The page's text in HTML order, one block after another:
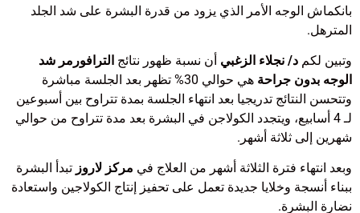
بانكماش الوجه الأمر الذي يزود من قدرة البشرة على شد الجلد
المترهل.
وتبين لكم د/ نجلاء الزغبي أن نسبة ظهور نتائج الترافورمر شد
الوجه بدون جراحة
هي حوالي 30% تظهر بعد الجلسة مباشرة
وتتحسن النتائج تدريجيا بعد انتهاء الجلسة بمدة تتراوح بين أسبوعين
لـ 4 أسابيع، ويتجدد الكولاجن في البشرة بعد مدة تتراوح من حوالي
شهرين إلى ثلاثة أشهر.
وبعد انتهاء فترة الثلاثة أشهر من العلاج في مركز لاروز تبدأ البشرة
ببناء أنسجة وخلايا جديدة تعمل على تحفيز إنتاج الكولاجين واستعادة
نضارة البشرة.